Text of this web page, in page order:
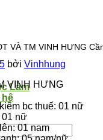
TÌM THẤY
HỆ.
Làm
hệ
VÀ TM VINH HƯNG
bởi Vinhhung
VINH HƯNG
bc thuế: 01 nữ
01 nữ
01 nam